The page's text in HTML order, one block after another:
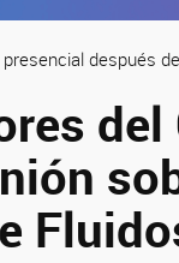
después